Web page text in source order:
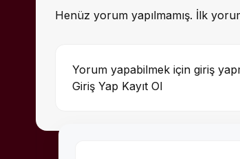
Henüz yorum yapılmamış. İlk
Yorum yapabilmek için giriş
Giriş Yap Kayıt Ol